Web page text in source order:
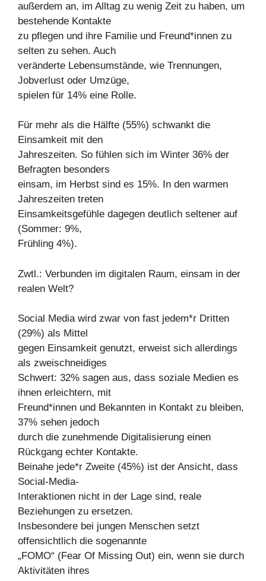
außerdem an, im Alltag zu wenig Zeit zu haben, um
bestehende Kontakte
zu pflegen und ihre Familie und Freund*innen zu
selten zu sehen. Auch
veränderte Lebensumstände, wie Trennungen,
Jobverlust oder Umzüge,
spielen für 14% eine Rolle.
Für mehr als die Hälfte (55%) schwankt die
Einsamkeit mit den
Jahreszeiten. So fühlen sich im Winter 36% der
Befragten besonders
einsam, im Herbst sind es 15%. In den warmen
Jahreszeiten treten
Einsamkeitsgefühle dagegen deutlich seltener auf
(Sommer: 9%,
Frühling 4%).
Zwtl.: Verbunden im digitalen Raum, einsam in der
realen Welt?
Social Media wird zwar von fast jedem*r Dritten
(29%) als Mittel
gegen Einsamkeit genutzt, erweist sich allerdings
als zweischneidiges
Schwert: 32% sagen aus, dass soziale Medien es
ihnen erleichtern, mit
Freund*innen und Bekannten in Kontakt zu bleiben,
37% sehen jedoch
durch die zunehmende Digitalisierung einen
Rückgang echter Kontakte.
Beinahe jede*r Zweite (45%) ist der Ansicht, dass
Social-Media-
Interaktionen nicht in der Lage sind, reale
Beziehungen zu ersetzen.
Insbesondere bei jungen Menschen setzt
offensichtlich die sogenannte
„FOMO“ (Fear Of Missing Out) ein, wenn sie durch
Aktivitäten ihres